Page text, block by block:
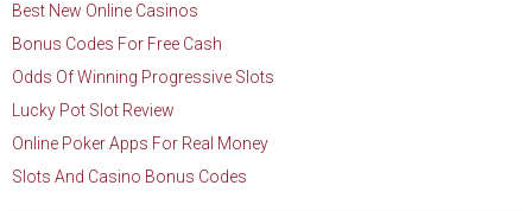
Best New Online Casinos
Bonus Codes For Free Cash
Odds Of Winning Progressive Slots
Lucky Pot Slot Review
Online Poker Apps For Real Money
Slots And Casino Bonus Codes